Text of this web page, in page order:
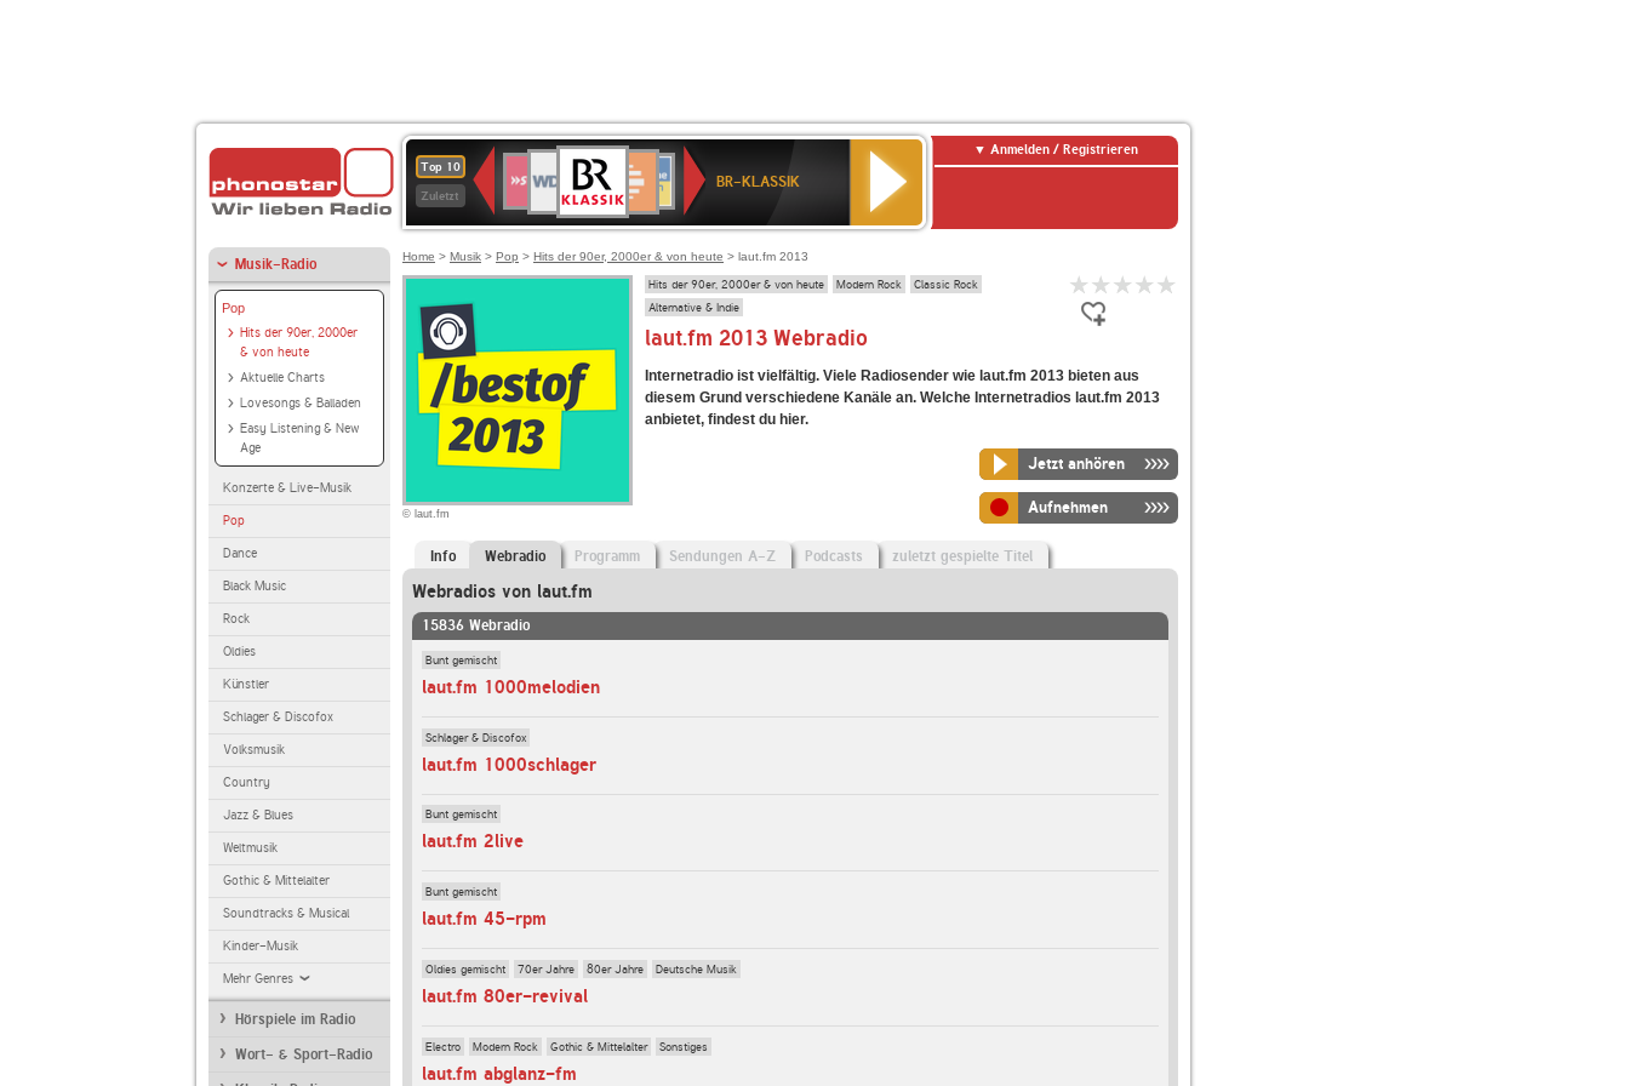
Top 10
Zuletzt
Deutschlandfunk
80er
90er
OLDIE
ANTENNE
4
BR-
KLASSIK
Deutschlandfunk
Kultur
ANTENNE
BAYERN
SWR
Kultur
NDR
2
BR-KLASSIK
Anmelden / Registrieren
Musik-Radio
Pop
Hits der 90er, 2000er
& von heute
Aktuelle Charts
Lovesongs & Balladen
Easy Listening & New
Age
Konzerte & Live-Musik
Pop
Dance
Black Music
Rock
Oldies
Künstler
Schlager & Discofox
Volksmusik
Country
Jazz & Blues
Weltmusik
Gothic & Mittelalter
Soundtracks & Musical
Kinder-Musik
Mehr Genres
Hörspiele im Radio
Wort- & Sport-Radio
Home > Musik > Pop > Hits der 90er, 2000er & von heute > laut.fm 2013
© laut.fm
Hits der 90er, 2000er & von heute Modern Rock
Classic Rock
Alternative & Indie
laut.fm 2013 Webradio
Internetradio ist vielfältig. Viele Radiosender wie laut.fm 2013 bieten aus
diesem Grund verschiedene Kanäle an. Welche Internetradios laut.fm 2013
anbietet, findest du hier.
Jetzt anhören
Aufnehmen
Info Webradio Programm Sendungen A-Z Podcasts zuletzt gespielte Titel
Webradios von laut.fm
15836 Webradio
Bunt gemischt
laut.fm 1000melodien
Schlager & Discofox
laut.fm 1000schlager
Bunt gemischt
laut.fm 2live
Bunt gemischt
laut.fm 45-rpm
Oldies gemischt 70er Jahre 80er Jahre Deutsche Musik
laut.fm 80er-revival
Electro Modern Rock Gothic & Mittelalter Sonstiges
laut.fm abglanz-fm